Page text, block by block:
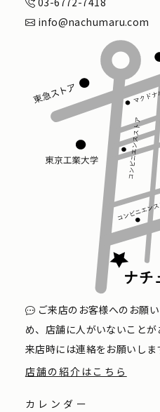
info@nachumaru.com
ご来店のお客様へのお願
め、店舗に人がいないこと
来店時には連絡をお願いしま
店舗の紹介はこちら
カレンダー